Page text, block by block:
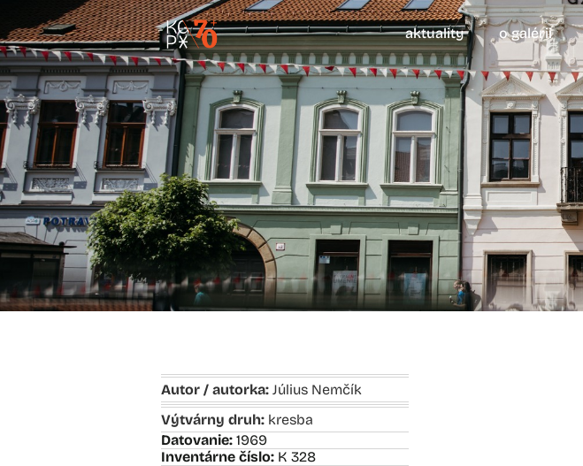
aktuality o galérii
Autor / autorka: Július Nemčík
Výtvárny druh: kresba
Datovanie: 1969
Inventárne číslo: K 328